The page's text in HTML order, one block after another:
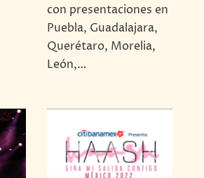
con presentaciones en
Puebla, Guadalajara,
Querétaro, Morelia,
León,…